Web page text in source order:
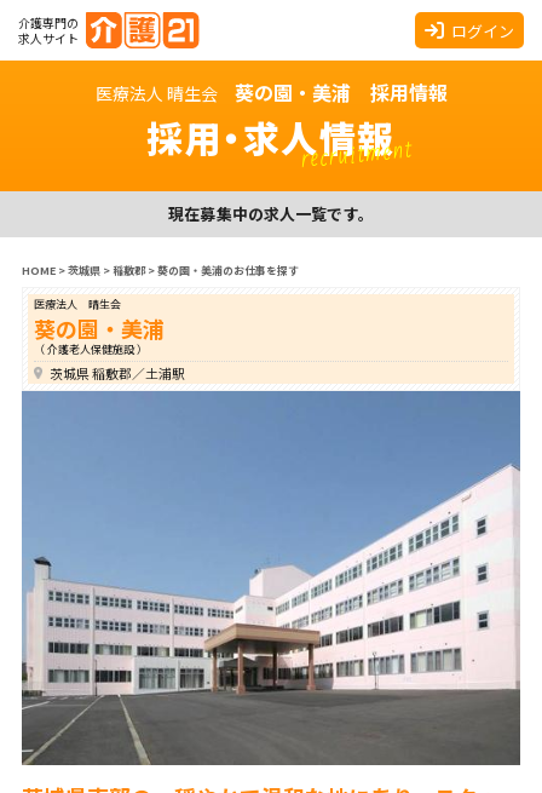
介護専門の
求人サイト
ログイン
医療法人 晴生会 葵の園・美浦 採用情報
採用・求人情報
recruitment
現在募集中の求人一覧です。
HOME>茨城県>稲敷郡>葵の園・美浦のお仕事を探す
医療法人 晴生会
葵の園・美浦
（ 介護老人保健施設 ）
茨城県 稲敷郡／土浦駅